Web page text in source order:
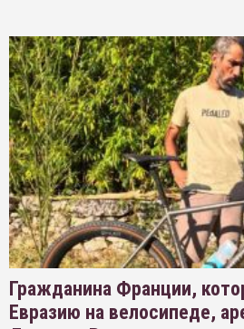
Гражданина Франции,
Евразию на велосипеде,